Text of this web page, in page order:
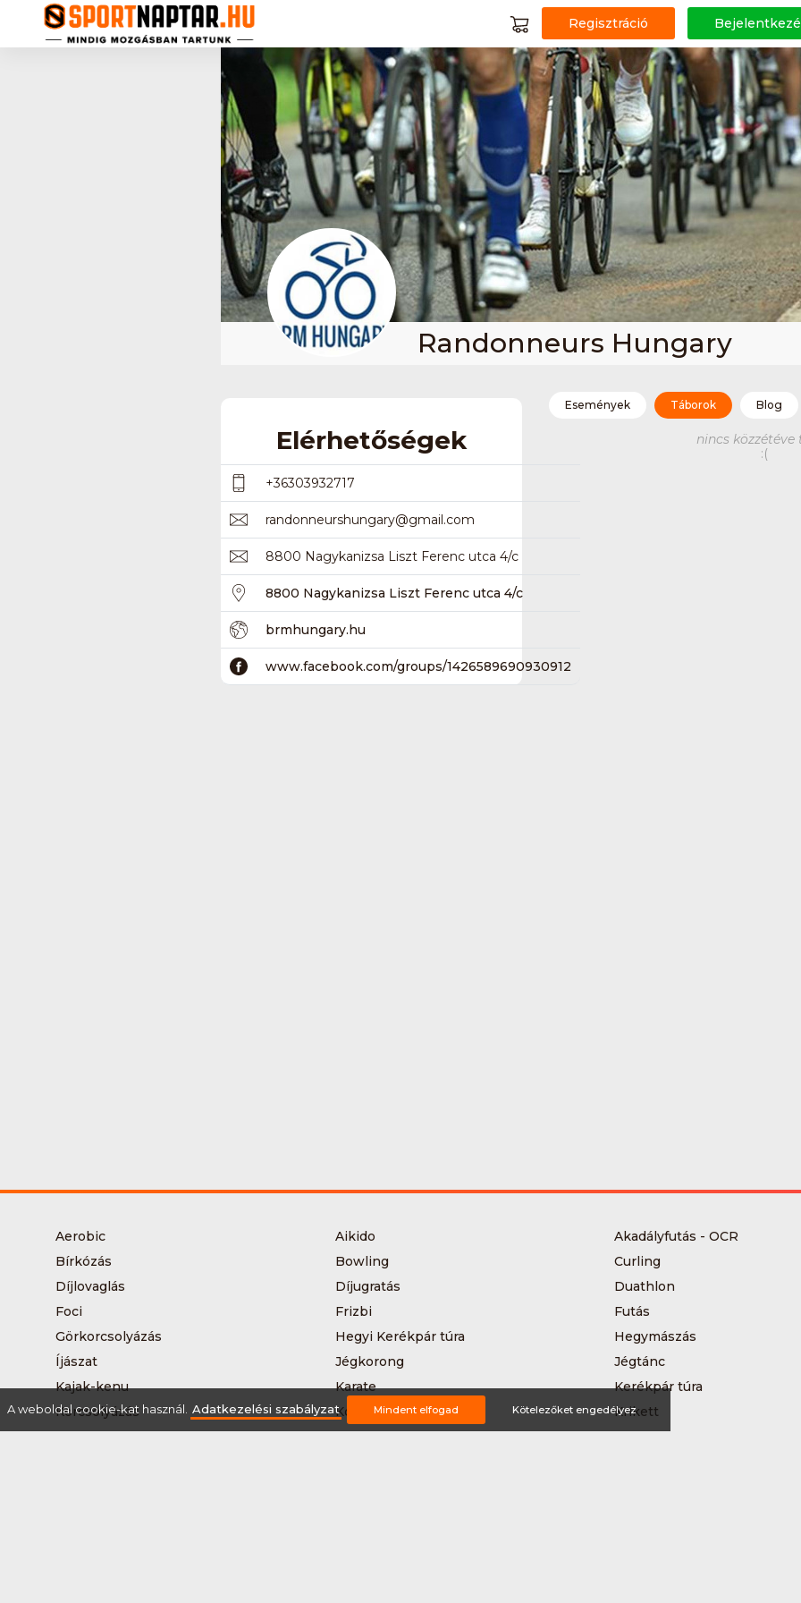
Regisztráció
Randonneurs Hungary
Elérhetőségek
+36303932717
randonneurshungary@gmail.com
8800 Nagykanizsa Liszt Ferenc utca 4/c
8800 Nagykanizsa Liszt Ferenc utca 4/c
brmhungary.hu
www.facebook.com/groups/1426589690930912
Események Táborok Blog
nincs közzétéve
:(
Aerobic Aikido Akadályfutás - OCR
Bírkózás
Bowling Curling
Díjlovaglás
Díjugratás Duathlon
Foci
Frizbi Futás
Görkorcsolyázás
Hegyi Kerékpár túra Hegymászás
Íjászat
Jégkorong Jégtánc
Kajak-kenu
Karate Kerékpár túra
Korcsolyázás
Kosárlabda Krikett
Kutyás terepfutás
Lövészet MTB-hegyikerékpározás
A weboldal cookie-kat használ. Adatkezelési szabályzat Mindent elfogad Kötelezőket engedélyez